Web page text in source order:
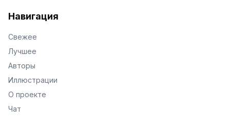
Навигация
Свежее
Лучшее
Авторы
Иллюстрации
О проекте
Чат